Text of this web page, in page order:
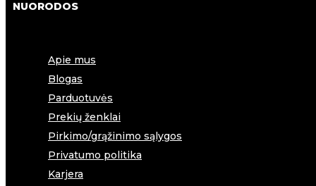
NUORODOS
Apie mus
Blogas
Parduotuvės
Prekių ženklai
Pirkimo/grąžinimo sąlygos
Privatumo politika
Karjera